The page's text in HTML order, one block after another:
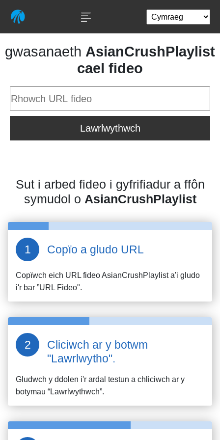
gwasanaeth AsianCrushPlaylist
cael fideo
Lawrlwythwch
Sut i arbed fideo i gyfrifiadur a ffôn
symudol o AsianCrushPlaylist
Copïo a gludo URL
Copïwch eich URL fideoAsianCrushPlaylista'i gludo
i'r bar ”URL Fideo".
Cliciwch ar y botwm
"Lawrlwytho".
Gludwch y ddolen i'r ardal testun a chliciwch ar y
botymau “Lawrlwythwch”.